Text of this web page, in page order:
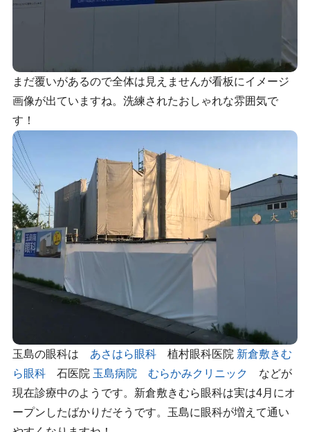
まだ覆いがあるので全体は見えませんが看板にイメージ
画像が出ていますね。洗練されたおしゃれな雰囲気で
す！
玉島の眼科は あさはら眼科植村眼科医院 新倉敷きむ
ら眼科石医院 玉島病院 むらかみクリニック
などが
現在診療中のようです。新倉敷きむら眼科は実は4月にオ
ープンしたばかりだそうです。玉島に眼科が増えて通い